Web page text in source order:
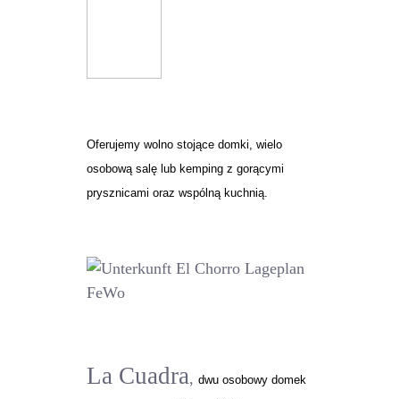
Oferujemy wolno stojące domki, wielo
osobową salę lub kemping z gorącymi
prysznicami oraz wspólną kuchnią.
La Cuadra,dwu osobowy domek